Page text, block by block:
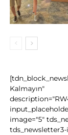
Kalmayın"
image="5"